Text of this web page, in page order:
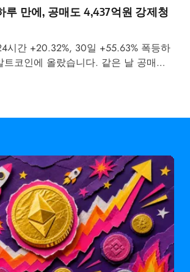
루 만에, 공매도 4,437억원 강제청
시간 +20.32%, 30일 +55.63% 폭등하
트코인에 올랐습니다. 같은 날 공매도
이 강제청산됐습니다.